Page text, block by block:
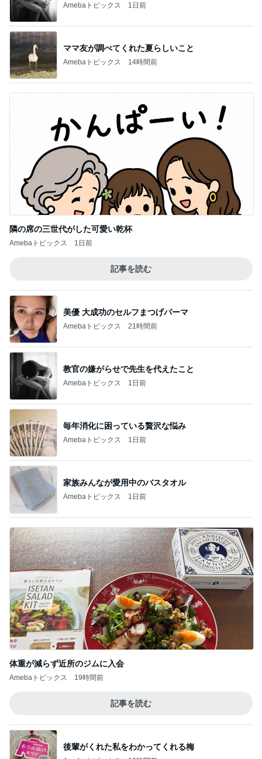
Amebaトピックス 1日前
ママ友が調べてくれた夏らしいこと
Amebaトピックス 14時間前
隣の席の三世代がした可愛い乾杯
Amebaトピックス 1日前
記事を読む
美優 大成功のセルフまつげパーマ
Amebaトピックス 21時間前
教官の嫌がらせで先生を代えたこと
Amebaトピックス 1日前
毎年消化に困っている贅沢な悩み
Amebaトピックス 1日前
家族みんなが愛用中のバスタオル
Amebaトピックス 1日前
体重が減らず近所のジムに入会
Amebaトピックス 19時間前
記事を読む
後輩がくれた私をわかってくれる梅